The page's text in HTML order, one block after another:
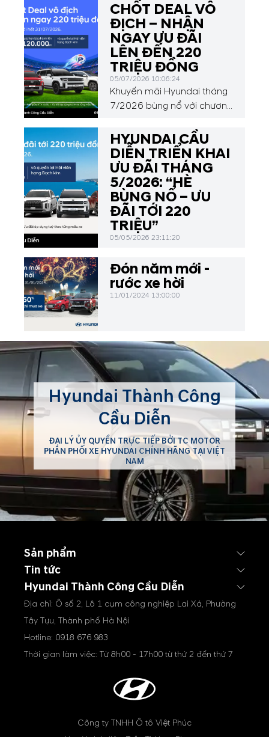
CHỐT DEAL VÔ
ĐỊCH – NHẬN
NGAY ƯU ĐÃI
LÊN ĐẾN 220
TRIỆU ĐỒNG
05/07/2026 10:06:24
Khuyến mãi Hyundai tháng
7/2026 bùng nổ với chương
nhận ngay 220 triệu đồng”
từ Hyundai Thành Công.
Hòa chung không khí rực
lửa của vòng 16 đội FIFA
World Cup 2026 và mùa
du lịch hè, Hyundai Cầu
Diễn mang đến cơ hội sở
hữu các dòng xe Grand i10,
HYUNDAI CẦU
DIỄN TRIỂN KHAI
ƯU ĐÃI THÁNG
5/2026: “HÈ
BÙNG NỔ – ƯU
ĐÃI TỚI 220
TRIỆU”
05/05/2026 23:11:20
Đón năm mới -
rước xe hời
11/01/2024 13:00:00
Hyundai Thành Công
Cầu Diễn
ĐẠI LÝ ỦY QUYỀN TRỰC TIẾP BỞI TC MOTOR
PHÂN PHỐI XE HYUNDAI CHÍNH HÃNG TẠI VIỆT
NAM
Sản phẩm
Tin tức
Hyundai Thành Công Cầu Diễn
Địa chỉ: Ô số 2, Lô 1 cụm công nghiệp Lai Xá, Phường
Tây Tựu, Thành phố Hà Nội
Hotline: 0918 676 983
Thời gian làm việc: Từ 8h00 - 17h00 từ thứ 2 đến thứ 7
Công ty TNHH Ô tô Việt Phúc